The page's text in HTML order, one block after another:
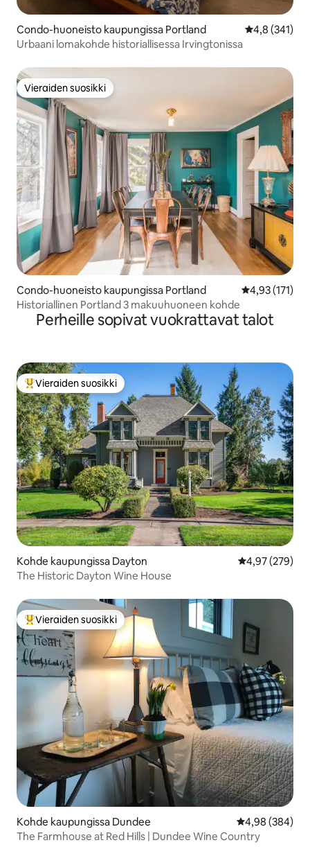
Condo-huoneisto kaupungissa Portland
4,8 (341)
Urbaani lomakohde historiallisessa Irvingtonissa
Vieraiden suosikki
Vieraiden suosikki
Condo-huoneisto kaupungissa Portland
4,93 (171)
Historiallinen Portland 3 makuuhuoneen kohde
Perheille sopivat vuokrattavat talot
Vieraiden suosikkien parhaimmistoa
Vieraiden suosikki
Kohde kaupungissa Dayton
4,97 (279)
The Historic Dayton Wine House
Vieraiden suosikkien parhaimmistoa
Vieraiden suosikki
Kohde kaupungissa Dundee
4,98 (384)
The Farmhouse at Red Hills | Dundee Wine Country